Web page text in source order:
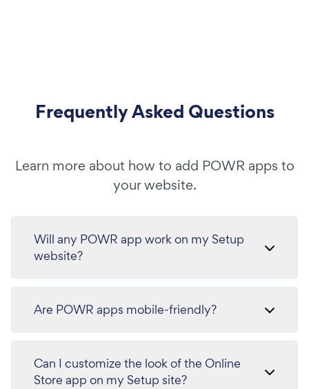
Frequently Asked Questions
Learn more about how to add POWR apps to
your website.
Will any POWR app work on my Setup
website?
Are POWR apps mobile-friendly?
Can I customize the look of the Online
Store app on my Setup site?